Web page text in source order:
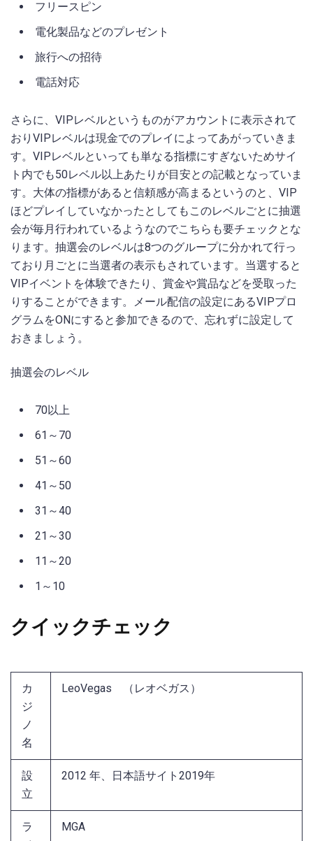
フリースピン
電化製品などのプレゼント
旅行への招待
電話対応
さらに、VIPレベルというものがアカウントに表示されて
おりVIPレベルは現金でのプレイによってあがっていきま
す。VIPレベルといっても単なる指標にすぎないためサイ
ト内でも50レベル以上あたりが目安との記載となっていま
す。大体の指標があると信頼感が高まるというのと、VIP
ほどプレイしていなかったとしてもこのレベルごとに抽選
会が毎月行われているようなのでこちらも要チェックとな
ります。抽選会のレベルは8つのグループに分かれて行っ
ており月ごとに当選者の表示もされています。当選すると
VIPイベントを体験できたり、賞金や賞品などを受取った
りすることができます。メール配信の設定にあるVIPプロ
グラムをONにすると参加できるので、忘れずに設定して
おきましょう。
抽選会のレベル
70以上
61～70
51～60
41～50
31～40
21～30
11～20
1～10
クイックチェック
カ
ジ
ノ
名
LeoVegas （レオベガス）
設
立
2012 年、日本語サイト2019年
ラ
MGA